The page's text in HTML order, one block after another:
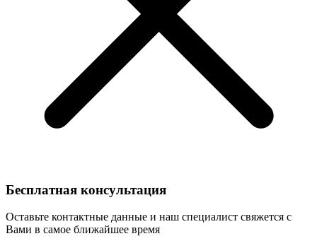
Бесплатная консультация
Оставьте контактные данные и наш специалист свяжется с
Вами в самое ближайшее время